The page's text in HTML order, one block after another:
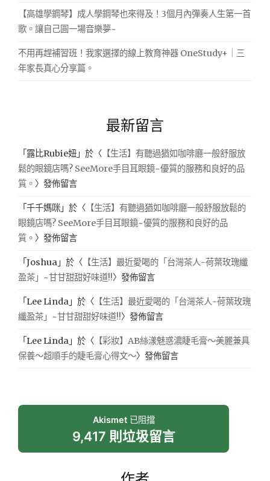
琴
鋼
【高雄學鋼琴】成人學鋼琴也來得及！3個月內彈奏人生第一首
歌。讓自己圓一場音樂夢~
不用再趕補習班！我家選擇的線上教育神器 OneStudy+｜三
年家長真心分享篇。
最新留言
「 露比Rubie妞 」於〈 【生活】有聽過猶如咖啡廳一般舒服放
鬆的眼鏡店嗎? SeeMore手目耳眼鏡~優質的服務和良好的品
質。 〉發佈留言
「千千媽咪 」於〈 【生活】有聽過猶如咖啡廳一般舒服放鬆的
眼鏡店嗎? SeeMore手目耳眼鏡~優質的服務和良好的品
質。 〉發佈留言
「Joshua 」於〈 【生活】最近愛喝的「台灣茶人-荷葉玫瑰纖
盈茶」~甘甘甜甜好味道!!〉發佈留言
「Lee Linda 」於〈 【生活】最近愛喝的「台灣茶人-荷葉玫瑰
纖盈茶」~甘甘甜甜好味道!!〉發佈留言
「Lee Linda 」於〈 【彩妝】AB絲漾魅惑濃睫毛膏～美麗兼具
保養～超順手的睫毛膏心得文～〉發佈留言
Akismet已阻擋
9,417 則垃圾留言